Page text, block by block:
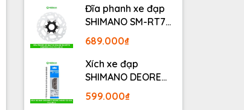
Đĩa phanh xe đạp
SHIMANO SM-RT70
Center lock Fullbox
689.000₫
Xích xe đạp
SHIMANO DEORE
M6100 12S 126L
Fullbox
599.000₫